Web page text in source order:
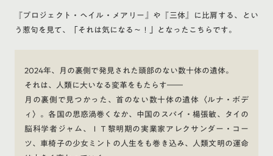
『プロジェクト・ヘイル・メアリー』や『三体』に比肩する、とい
う惹句を見て、「それは気になる〜！」となったこちらです。
2024年、月の裏側で発見された頭部のない数十体の遺体。
それは、人類に大いなる変革をもたらす――
月の裏側で見つかった、首のない数十体の遺体〈ルナ・ボデ
ィ〉。各国の思惑渦巻くなか、中国のスパイ・楊張敏、タイの
脳科学者ジャム、ＩＴ黎明期の実業家アレクサンダー・コー
ツ、車椅子の少女ミントの人生をも巻き込み、人類文明の運命